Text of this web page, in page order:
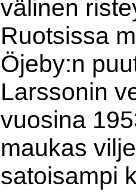
välinen
Ruotsissa
Öjeby:n
Larssonin
vuosina
maukas
satoisampi